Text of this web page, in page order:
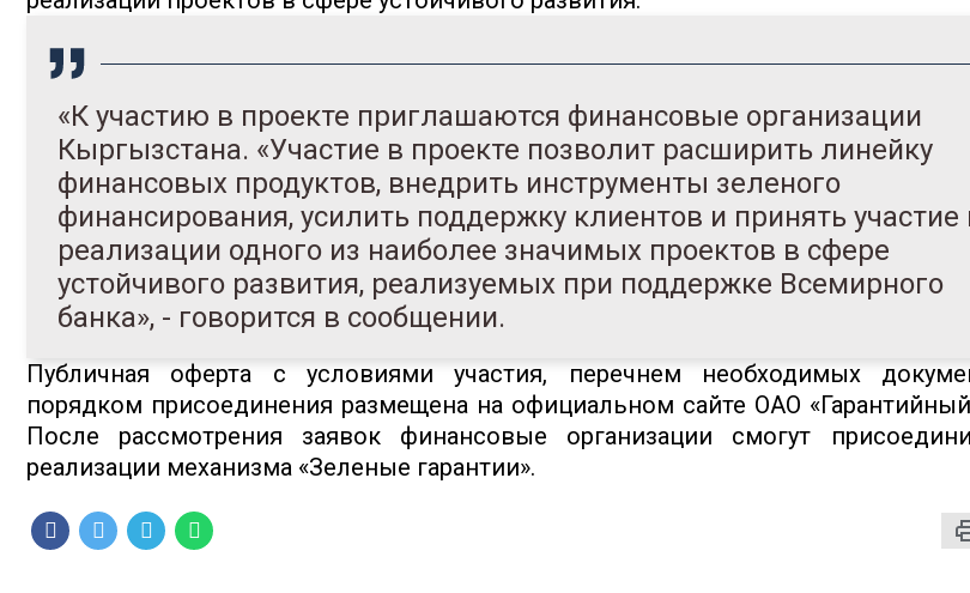
«К участию в проекте приглашаются финансовые организации
Кыргызстана. «Участие в проекте позволит расширить линейку
финансовых продуктов, внедрить инструменты зеленого
финансирования, усилить поддержку клиентов и принять участие
реализации одного из наиболее значимых проектов в сфере
устойчивого развития, реализуемых при поддержке Всемирного
банка», - говорится в сообщении.
Публичная оферта с условиями участия, перечнем необходимых
порядком присоединения размещена на официальном сайте ОАО
После рассмотрения заявок финансовые организации смогут
реализации механизма «Зеленые гарантии».